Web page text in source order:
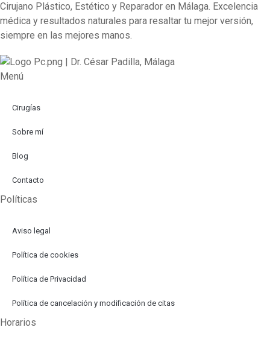
Cirujano Plástico, Estético y Reparador en Málaga. Excelencia
médica y resultados naturales para resaltar tu mejor versión,
siempre en las mejores manos.
Menú
Cirugías
Sobre mí
Blog
Contacto
Políticas
Aviso legal
Política de cookies
Política de Privacidad
Política de cancelación y modificación de citas
Horarios